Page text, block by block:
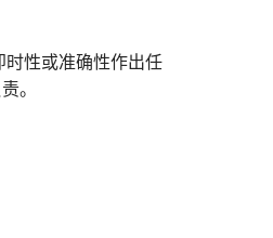
时性或准确性作出任
。